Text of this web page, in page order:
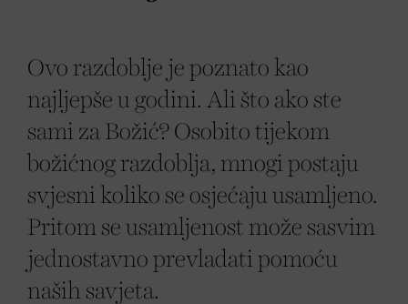
Ovo razdoblje je poznato kao
najljepše u godini. Ali što ako ste
sami za Božić? Osobito tijekom
božićnog razdoblja, mnogi postaju
svjesni koliko se osjećaju usamljeno.
Pritom se usamljenost može sasvim
jednostavno prevladati pomoću
naših savjeta.